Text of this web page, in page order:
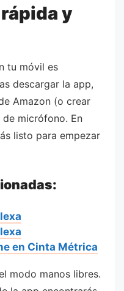
y
tu móvil es
descargar la app,
Amazon (o crear
micrófono. En
listo para empezar
en Cinta Métrica
modo manos libres.